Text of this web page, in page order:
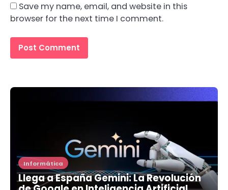
Save my name, email, and website in this
browser for the next time I comment.
Informática
Llega a España Gemini: La Revolución